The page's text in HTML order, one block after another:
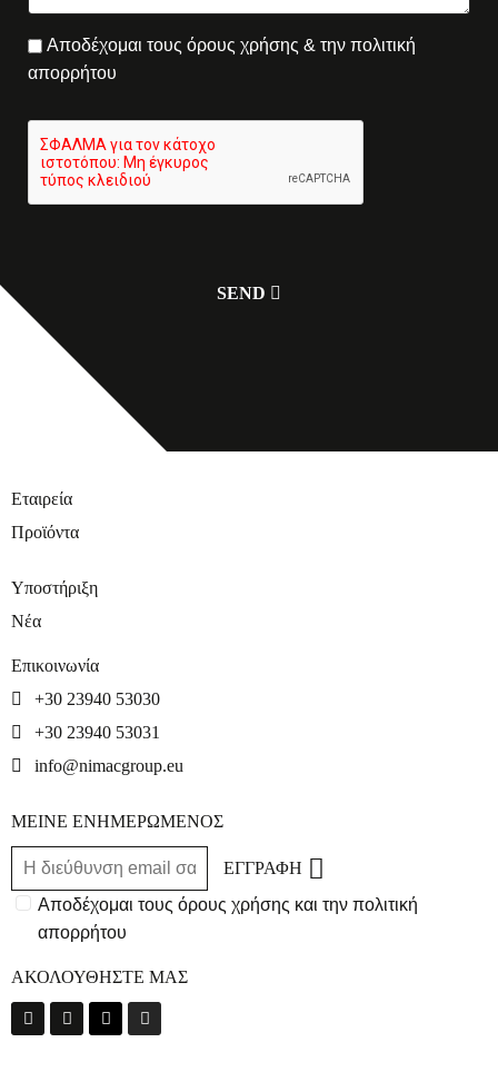
Αποδέχομαι τους όρους χρήσης & την πολιτική
απορρήτου
Εταιρεία
Προϊόντα
Υποστήριξη
Νέα
Επικοινωνία
+30 23940 53030
+30 23940 53031
info@nimacgroup.eu
ΜΕΙΝΕ ΕΝΗΜΕΡΩΜΕΝΟΣ
ΕΓΓΡΑΦΗ
Αποδέχομαι τους όρους χρήσης και την πολιτική
απορρήτου
ΑΚΟΛΟΥΘΗΣΤΕ ΜΑΣ